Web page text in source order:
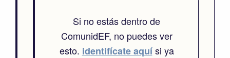
Si no estás dentro de
ComunidEF, no puedes ver
esto. identifícate aquísi ya